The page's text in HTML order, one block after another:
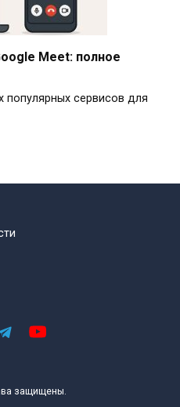
Meet: полное
сервисов для
защищены.